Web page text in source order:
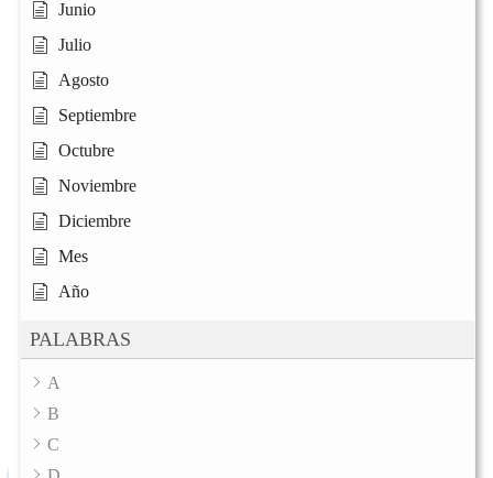
Junio
Julio
Agosto
Septiembre
Octubre
Noviembre
Diciembre
Mes
Año
PALABRAS
A
B
C